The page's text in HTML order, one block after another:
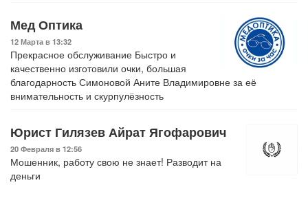
Мед Оптика
12 Марта в 13:32
Прекрасное обслуживание Быстро и
качественно изготовили очки, большая
благодарность Симоновой Аните Владимировне за её
внимательность и скурпулёзность
Юрист Гилязев Айрат Ягофарович
20 Февраля в 12:56
Мошенник, работу свою не знает! Разводит на
деньги